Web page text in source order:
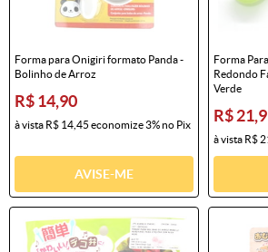
Forma para Onigiri formato Panda -
Bolinho de Arroz
R$ 14,90
à vista R$ 14,45 economize3%no Pix
AVISE-ME
Forma
Redondo
Verde
R$
à vista R$